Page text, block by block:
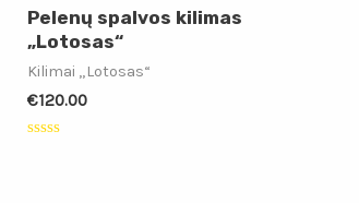
Pelenų spalvos kilimas
„Lotosas“
Kilimai „Lotosas“
€120.00